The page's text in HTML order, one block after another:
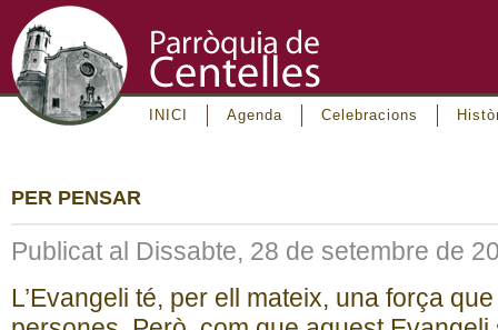
INICI Agenda Celebracions
PER PENSAR
Publicat al Dissabte, 28 de setembre de
L’Evangeli té, per ell mateix, una força